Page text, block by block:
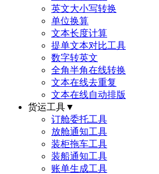
英文大小写转换
单位换算
文本长度计算
提单文本对比工具
数字转英文
全角半角在线转换
文本在线去重复
文本在线自动排版
货运工具▼
订舱委托工具
放舱通知工具
装柜拖车工具
装船通知工具
账单生成工具